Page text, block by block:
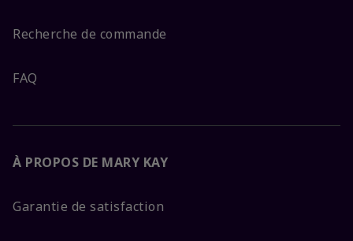
Recherche de commande
FAQ
À PROPOS DE MARY KAY
Garantie de satisfaction